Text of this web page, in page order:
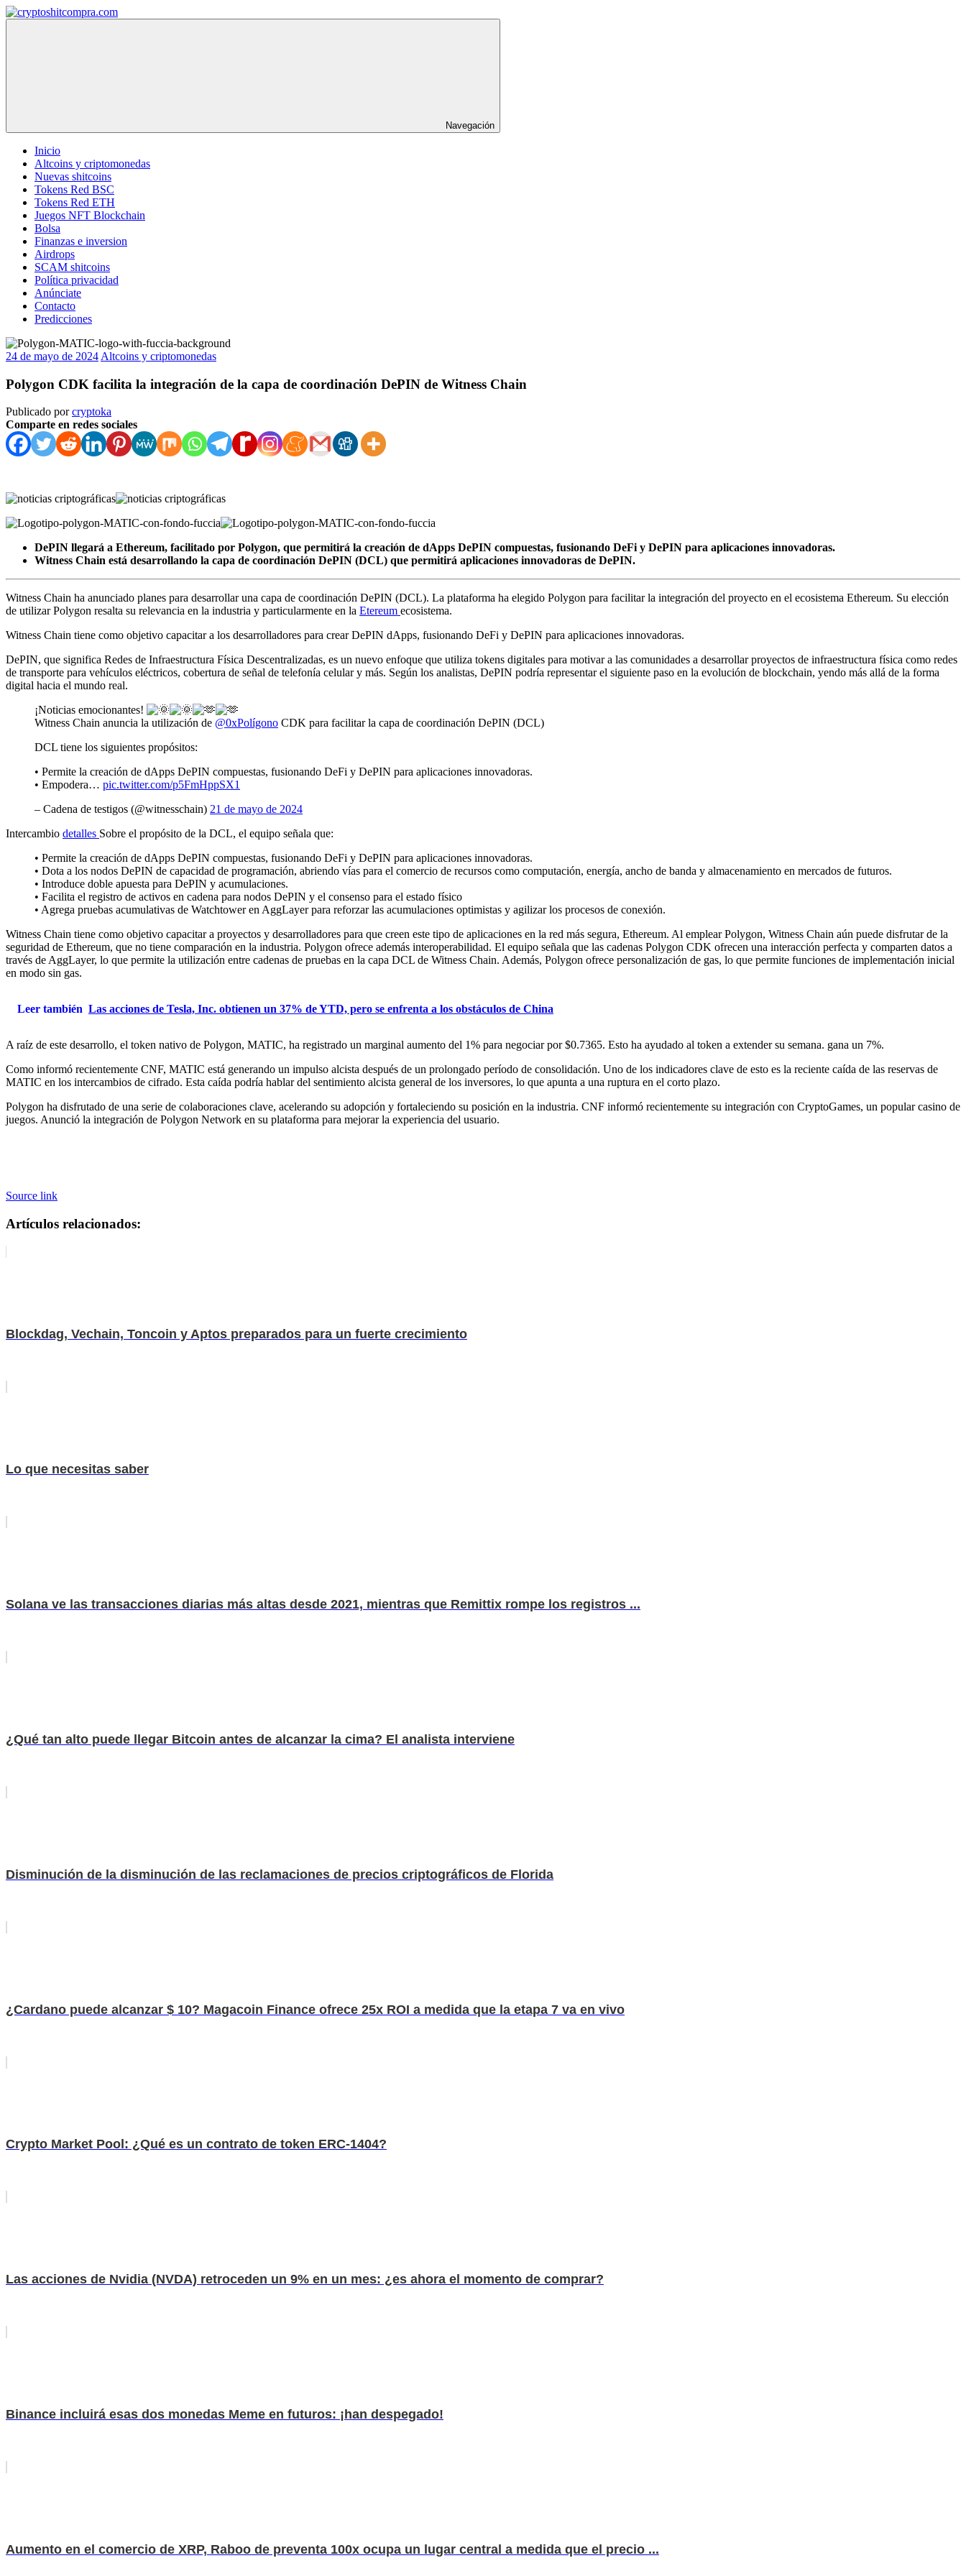
Saltar
al
Navegación
Inicio
Altcoins y criptomonedas
Nuevas shitcoins
Tokens Red BSC
Tokens Red ETH
Juegos NFT Blockchain
Bolsa
Finanzas e inversion
Airdrops
SCAM shitcoins
Política privacidad
Anúnciate
Contacto
Predicciones
24 de mayo de 2024 Altcoins y criptomonedas
Polygon CDK facilita la integración de la capa de coordinación DePIN de Witness Chain
Publicado porcryptoka
Comparte en redes sociales
DePIN llegará a Ethereum, facilitado por Polygon, que permitirá la creación de dApps DePIN compuestas, fusionando DeFi y DePIN para aplicaciones innovadoras.
Witness Chain está desarrollando la capa de coordinación DePIN (DCL) que permitirá aplicaciones innovadoras de DePIN.
Witness Chain ha anunciado planes para desarrollar una capa de coordinación DePIN (DCL). La plataforma ha elegido Polygon para facilitar la integración del proyecto en el ecosistema Ethereum. Su elección
de utilizar Polygon resalta su relevancia en la industria y particularmente en la Etereum ecosistema.
Witness Chain tiene como objetivo capacitar a los desarrolladores para crear DePIN dApps, fusionando DeFi y DePIN para aplicaciones innovadoras.
DePIN, que significa Redes de Infraestructura Física Descentralizadas, es un nuevo enfoque que utiliza tokens digitales para motivar a las comunidades a desarrollar proyectos de infraestructura física como redes
de transporte para vehículos eléctricos, cobertura de señal de telefonía celular y más. Según los analistas, DePIN podría representar el siguiente paso en la evolución de blockchain, yendo más allá de la forma
digital hacia el mundo real.
¡Noticias emocionantes!
Witness Chain anuncia la utilización de @0xPolígono CDK para facilitar la capa de coordinación DePIN (DCL)
DCL tiene los siguientes propósitos:
• Permite la creación de dApps DePIN compuestas, fusionando DeFi y DePIN para aplicaciones innovadoras.
• Empodera… pic.twitter.com/p5FmHppSX1
– Cadena de testigos (@witnesschain) 21 de mayo de 2024
Intercambio detalles Sobre el propósito de la DCL, el equipo señala que:
• Permite la creación de dApps DePIN compuestas, fusionando DeFi y DePIN para aplicaciones innovadoras.
• Dota a los nodos DePIN de capacidad de programación, abriendo vías para el comercio de recursos como computación, energía, ancho de banda y almacenamiento en mercados de futuros.
• Introduce doble apuesta para DePIN y acumulaciones.
• Facilita el registro de activos en cadena para nodos DePIN y el consenso para el estado físico
• Agrega pruebas acumulativas de Watchtower en AggLayer para reforzar las acumulaciones optimistas y agilizar los procesos de conexión.
Witness Chain tiene como objetivo capacitar a proyectos y desarrolladores para que creen este tipo de aplicaciones en la red más segura, Ethereum. Al emplear Polygon, Witness Chain aún puede disfrutar de la
seguridad de Ethereum, que no tiene comparación en la industria. Polygon ofrece además interoperabilidad. El equipo señala que las cadenas Polygon CDK ofrecen una interacción perfecta y comparten datos a
través de AggLayer, lo que permite la utilización entre cadenas de pruebas en la capa DCL de Witness Chain. Además, Polygon ofrece personalización de gas, lo que permite funciones de implementación inicial
en modo sin gas.
Leer también Las acciones de Tesla, Inc. obtienen un 37% de YTD, pero se enfrenta a los obstáculos de China
A raíz de este desarrollo, el token nativo de Polygon, MATIC, ha registrado un marginal aumento del 1% para negociar por$0.7365. Esto ha ayudado al token a extender su semana. gana un 7%.
Como informó recientemente CNF, MATIC está generando un impulso alcista después de un prolongado período de consolidación. Uno de los indicadores clave de esto es la reciente caída de las reservas de
MATIC en los intercambios de cifrado. Esta caída podría hablar del sentimiento alcista general de los inversores, lo que apunta a una ruptura en el corto plazo.
Polygon ha disfrutado de una serie de colaboraciones clave, acelerando su adopción y fortaleciendo su posición en la industria. CNF informó recientemente su integración con CryptoGames, un popular casino de
juegos. Anunció la integración de Polygon Network en su plataforma para mejorar la experiencia del usuario.
Source link
Artículos relacionados:
Blockdag, Vechain, Toncoin y Aptos preparados para un fuerte crecimiento
Lo que necesitas saber
Solana ve las transacciones diarias más altas desde 2021, mientras que Remittix rompe los registros ...
¿Qué tan alto puede llegar Bitcoin antes de alcanzar la cima? El analista interviene
Disminución de la disminución de las reclamaciones de precios criptográficos de Florida
¿Cardano puede alcanzar $ 10? Magacoin Finance ofrece 25x ROI a medida que la etapa 7 va en vivo
Crypto Market Pool: ¿Qué es un contrato de token ERC-1404?
Las acciones de Nvidia (NVDA) retroceden un 9% en un mes: ¿es ahora el momento de comprar?
Binance incluirá esas dos monedas Meme en futuros: ¡han despegado!
Aumento en el comercio de XRP, Raboo de preventa 100x ocupa un lugar central a medida que el precio ...